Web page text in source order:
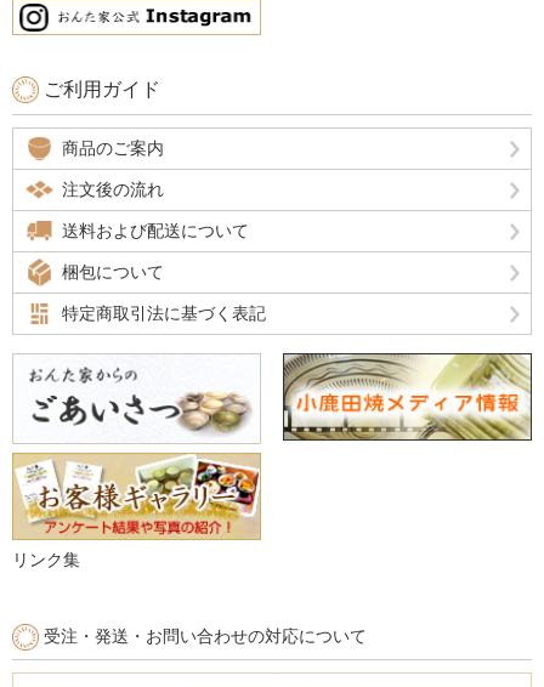
ご利用ガイド
商品のご案内
注文後の流れ
送料および配送について
梱包について
特定商取引法に基づく表記
リンク集
受注・発送・お問い合わせの対応について